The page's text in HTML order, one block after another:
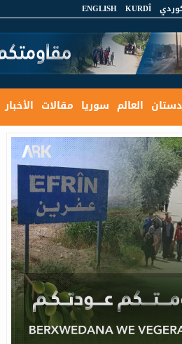
KURDÎ
ENGLISH
العالم سوريا مقالات الأخبار